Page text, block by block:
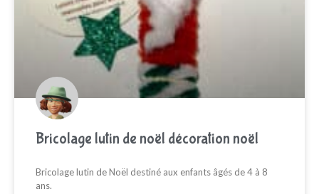
Bricolage lutin de noël décoration noël
Bricolage lutin de Noël destiné aux enfants âgés de 4 à 8
ans.